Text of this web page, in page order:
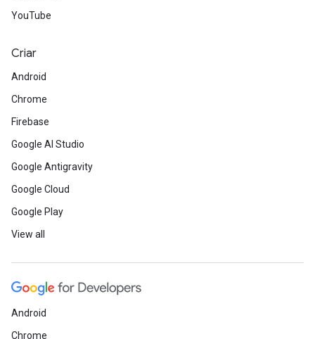
YouTube
Criar
Android
Chrome
Firebase
Google AI Studio
Google Antigravity
Google Cloud
Google Play
View all
Android
Chrome